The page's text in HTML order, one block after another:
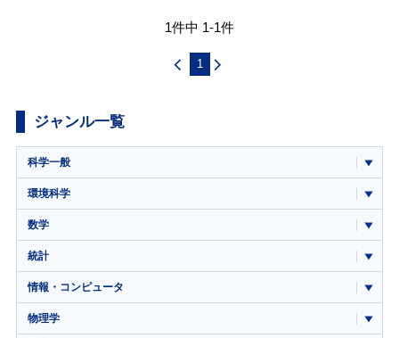
1件中 1-1件
1
ジャンル一覧
科学一般
環境科学
数学
統計
情報・コンピュータ
物理学